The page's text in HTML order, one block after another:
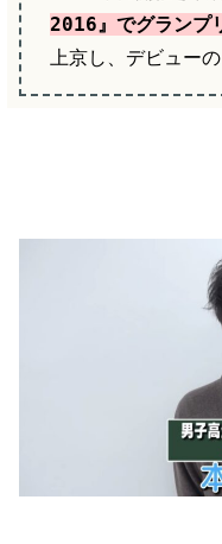
2016』でグランプ
上京し、デビューの